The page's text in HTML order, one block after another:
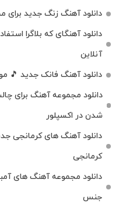
دانلود آهنگ زنگ جدید
دانلود آهنگای که بلاگرا
آنلاین
دانلود آهنگ فانک جدید 🎵
شدن در اکسپلور
دانلود آهنگ‌ های کرمانجی
کرمانجی
دانلود مجموعه آهنگ های
جنس